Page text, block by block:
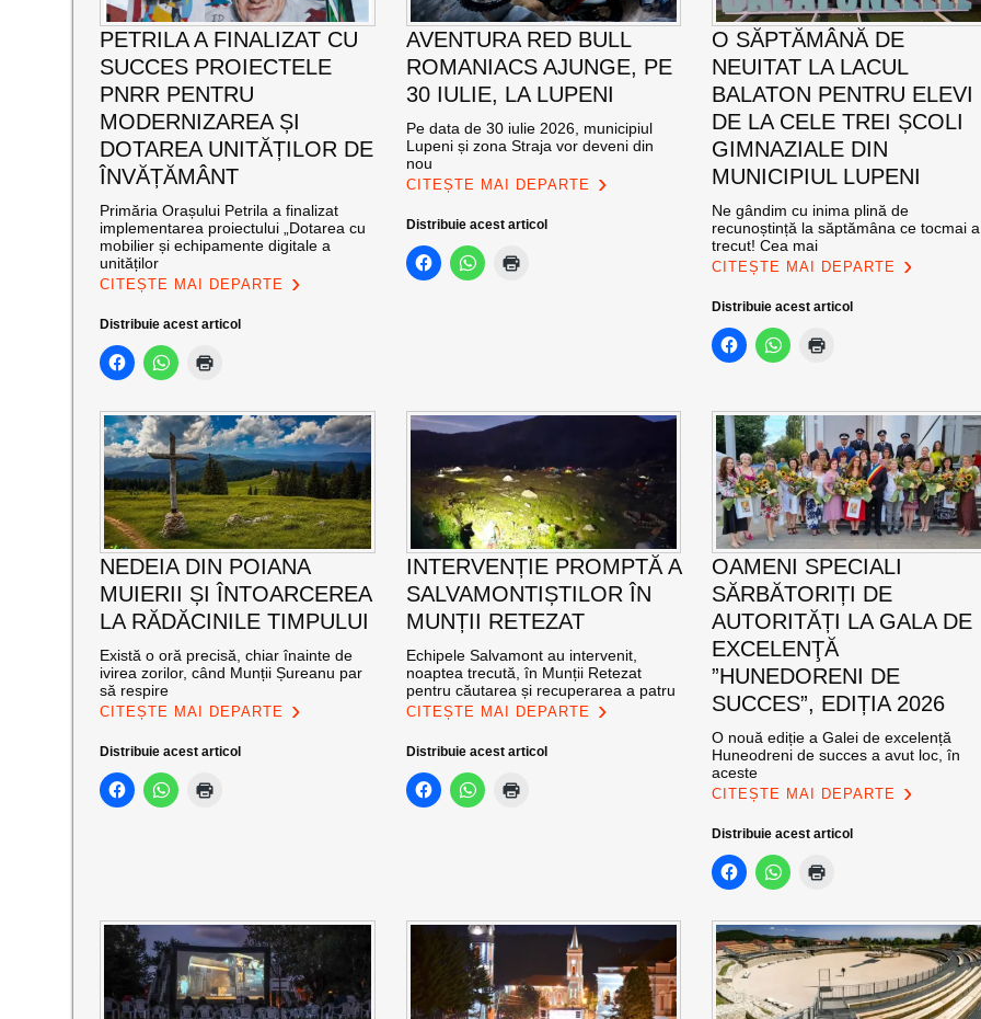
PETRILA A FINALIZAT CU
SUCCES PROIECTELE
PNRR PENTRU
MODERNIZAREA ȘI
DOTAREA UNITĂȚILOR DE
ÎNVĂȚĂMÂNT
Primăria Orașului Petrila a finalizat
implementarea proiectului „Dotarea cu
mobilier și echipamente digitale a
unităților
CITEȘTE MAI DEPARTE
Distribuie acest articol
AVENTURA RED BULL
ROMANIACS AJUNGE, PE
30 IULIE, LA LUPENI
Pe data de 30 iulie 2026, municipiul
Lupeni și zona Straja vor deveni din
nou
CITEȘTE MAI DEPARTE
Distribuie acest articol
O SĂPTĂMÂNĂ DE
NEUITAT LA LACUL
BALATON PENTRU ELEVI
DE LA CELE TREI ȘCOLI
GIMNAZIALE DIN
MUNICIPIUL LUPENI
Ne gândim cu inima plină de
recunoștință la săptămâna ce tocmai a
trecut! Cea mai
CITEȘTE MAI DEPARTE
Distribuie acest articol
NEDEIA DIN POIANA
MUIERII ȘI ÎNTOARCEREA
LA RĂDĂCINILE TIMPULUI
Există o oră precisă, chiar înainte de
ivirea zorilor, când Munții Șureanu par
să respire
CITEȘTE MAI DEPARTE
Distribuie acest articol
INTERVENȚIE PROMPTĂ A
SALVAMONTIȘTILOR ÎN
MUNȚII RETEZAT
Echipele Salvamont au intervenit,
noaptea trecută, în Munții Retezat
pentru căutarea și recuperarea a patru
CITEȘTE MAI DEPARTE
Distribuie acest articol
OAMENI SPECIALI
SĂRBĂTORIȚI DE
AUTORITĂȚI LA GALA DE
EXCELENŢĂ
”HUNEDORENI DE
SUCCES”, EDIȚIA 2026
O nouă ediție a Galei de excelență
Huneodreni de succes a avut loc, în
aceste
CITEȘTE MAI DEPARTE
Distribuie acest articol